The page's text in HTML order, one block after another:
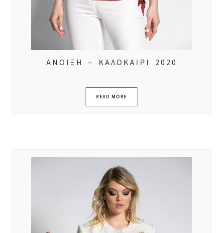
ΑΝΟΙΞΗ – ΚΑΛΟΚΑΙΡΙ 2020
READ MORE